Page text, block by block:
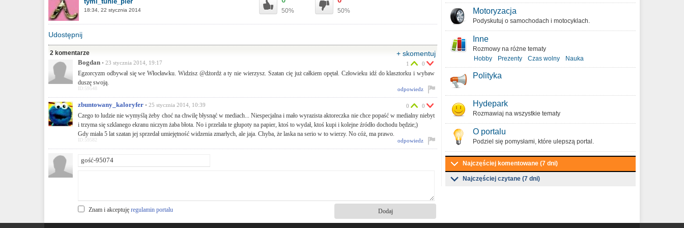
18:34, 22 stycznia 2014 50% 50%
Udostępnij
2 komentarze + skomentuj
Bogdan • 23 stycznia 2014, 19:17
Egzorcyzm odbywał się we Włocławku. Widzisz @dżordż a ty nie wierzysz. Szatan cię już całkiem opętał. Człowieku idź do klasztorku i wybaw
duszę swoją.
1 0
odpowiedz
ID:59548
zbuntowany_kaloryfer • 25 stycznia 2014, 10:39
Czego to ludzie nie wymyślą żeby choć na chwilę błysnąć w mediach... Niespecjalna i mało wyrazista aktoreczka nie chce popaść w medialny niebyt
i trzyma się szklanego ekranu niczym żaba błota. No i przelała te głupoty na papier, ktoś to wydał, ktoś kupi i kolejne źródło dochodu będzie;)
Gdy miała 5 lat szatan jej sprzedał umiejętność widzenia zmarłych, ale jaja. Chyba, że laska na serio w to wierzy. No cóż, ma prawo.
0 0
odpowiedz
ID:59582
Znam i akceptuję regulamin portalu
Motoryzacja
Podyskutuj o samochodach i motocyklach.
Inne
Rozmowy na różne tematy
Hobby
Prezenty Czas wolny Nauka
Polityka
Hydepark
Rozmawiaj na wszystkie tematy
O portalu
Podziel się pomysłami, które ulepszą portal.
Najczęściej komentowane (7 dni)
Najczęściej czytane (7 dni)